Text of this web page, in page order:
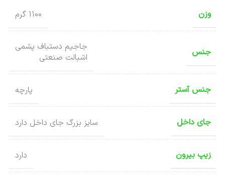
وزن 1100 گرم
جنس
جاجیم دستباف پشمی
اشبالت صنعتی
جنس آستر پارچه
جای داخل سایز بزرگ جای داخل دارد
زیپ بیرون دارد